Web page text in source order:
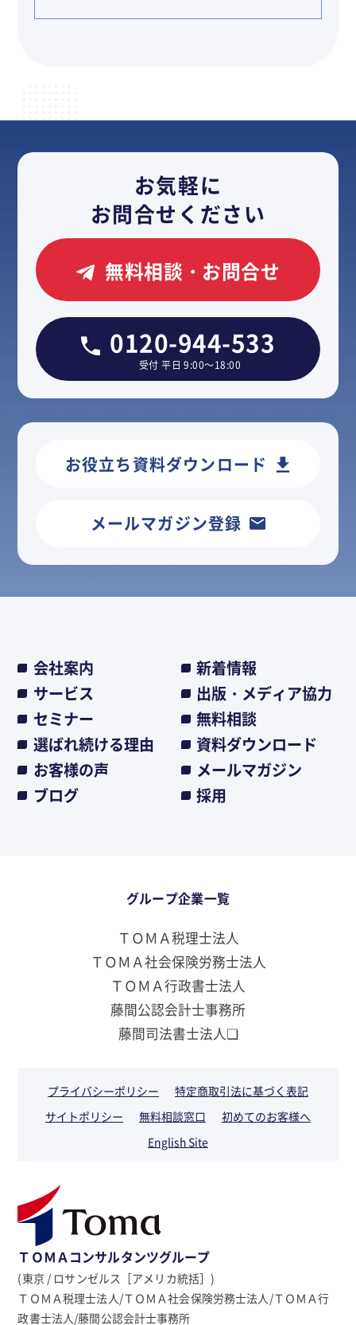
お気軽に
お問合せください
無料相談・お問合せ
0120-944-533
受付 平日 9:00～18:00
お役立ち資料ダウンロード
メールマガジン登録
会社案内
新着情報
サービス
出版・メディア協力
セミナー
無料相談
選ばれ続ける理由
資料ダウンロード
お客様の声
メールマガジン
ブログ
採用
グループ企業一覧
ＴＯＭＡ税理士法人
ＴＯＭＡ社会保険労務士法人
ＴＯＭＡ行政書士法人
藤間公認会計士事務所
藤間司法書士法人❏
プライバシーポリシー
特定商取引法に基づく表記
サイトポリシー
無料相談窓口
初めてのお客様へ
English Site
ＴＯＭＡコンサルタンツグループ
(東京 / ロサンゼルス［アメリカ統括］)
ＴＯＭＡ税理士法人/ＴＯＭＡ社会保険労務士法人/ＴＯＭＡ行
政書士法人/藤間公認会計士事務所